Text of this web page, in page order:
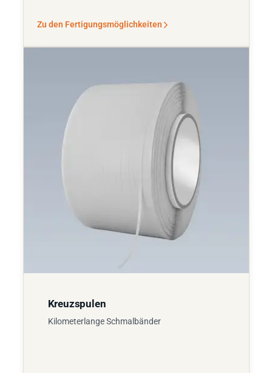
Zu den Fertigungsmöglichkeiten
Kreuzspulen
Kilometerlange Schmalbänder